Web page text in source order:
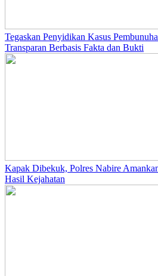
Tegaskan Penyidikan Kasus
Transparan Berbasis Fakta dan Bukti
Kapak Dibekuk, Polres Nabire
Hasil Kejahatan